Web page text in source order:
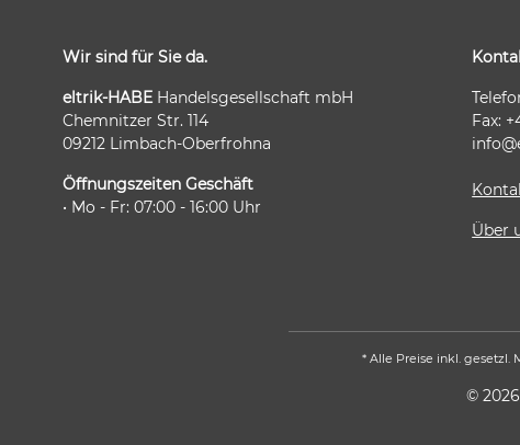
Wir sind für Sie da.
eltrik-HABE Handelsgesellschaft mbH
Chemnitzer Str. 114
09212 Limbach-Oberfrohna
Öffnungszeiten Geschäft
• Mo - Fr: 07:00 - 16:00 Uhr
Fax:
Über
* Alle Preise inkl. gesetzl.
©